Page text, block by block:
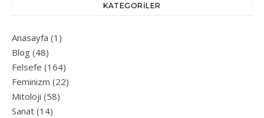
KATEGORILER
Anasayfa (1)
Blog (48)
Felsefe (164)
Feminizm (22)
Mitoloji (58)
Sanat (14)